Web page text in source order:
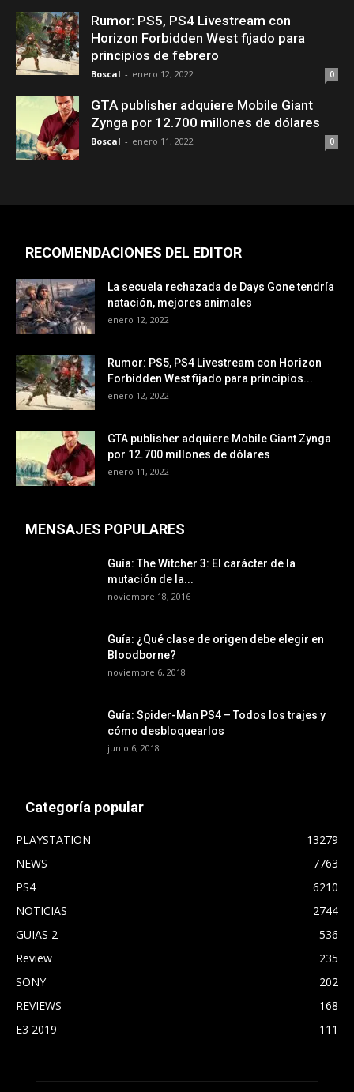
Rumor: PS5, PS4 Livestream con
Horizon Forbidden West fijado para
principios de febrero
Boscal - enero 12, 2022 0
GTA publisher adquiere Mobile Giant
Zynga por 12.700 millones de dólares
Boscal - enero 11, 2022 0
RECOMENDACIONES DEL EDITOR
La secuela rechazada de Days Gone tendría
natación, mejores animales
enero 12, 2022
Rumor: PS5, PS4 Livestream con Horizon
Forbidden West fijado para principios...
enero 12, 2022
GTA publisher adquiere Mobile Giant Zynga
por 12.700 millones de dólares
enero 11, 2022
MENSAJES POPULARES
Guía: The Witcher 3: El carácter de la
mutación de la...
noviembre 18, 2016
Guía: ¿Qué clase de origen debe elegir en
Bloodborne?
noviembre 6, 2018
Guía: Spider-Man PS4 – Todos los trajes y
cómo desbloquearlos
junio 6, 2018
Categoría popular
PLAYSTATION
13279
NEWS
7763
PS4
6210
NOTICIAS
2744
GUIAS 2
536
Review
235
SONY
202
REVIEWS
168
E3 2019
111